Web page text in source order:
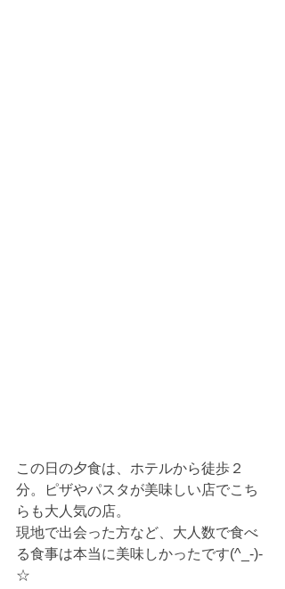
この日の夕食は、ホテルから徒歩２
分。ピザやパスタが美味しい店でこち
らも大人気の店。
現地で出会った方など、大人数で食べ
る食事は本当に美味しかったです(^_-)-
☆